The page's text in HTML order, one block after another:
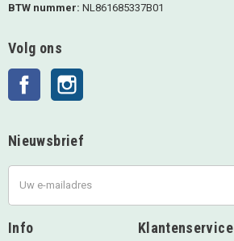
BTW nummer: NL861685337B01
Volg ons
Facebook
Nieuwsbrief
Info Klantenservice